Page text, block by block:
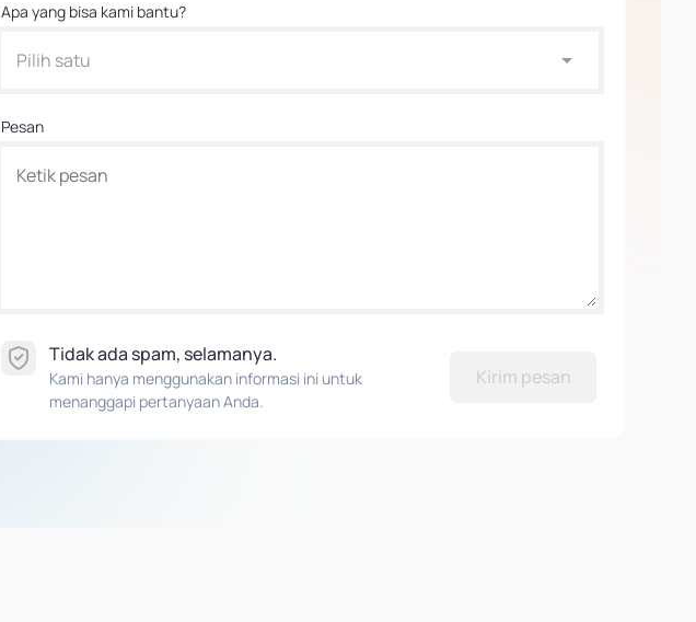
Apa yang bisa kami bantu?
Pilih satu
Pesan
Tidak ada spam, selamanya.
Kami hanya menggunakan informasi ini untuk
menanggapi pertanyaan Anda.
Kirim pesan